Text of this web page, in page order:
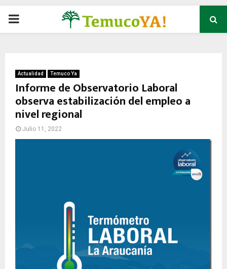
P
M
A
Actualidad Temuco Ya
Informe de Observatorio Laboral
observa estabilización del empleo a
nivel regional
Julio 11, 2022